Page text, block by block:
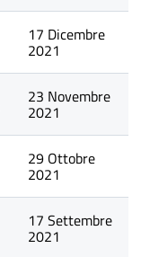
17 Dicembre
2021
23 Novembre
2021
29 Ottobre
2021
17 Settembre
2021